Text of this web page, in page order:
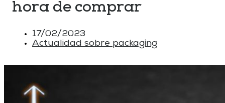
hora de comprar
17/02/2023
Actualidad sobre packaging